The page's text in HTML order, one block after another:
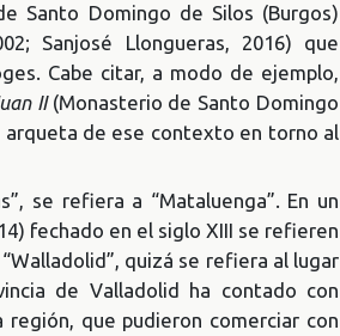
Santo Domingo de Silos (Burgos)
Sanjosé Llongueras, 2016) que
Cabe citar, a modo de ejemplo,
II(Monasterio de Santo Domingo
arqueta de ese contexto en torno al
se refiera a “Mataluenga”. En un
fechado en el siglo XIII se refieren
quizá se refiera al lugar
de Valladolid ha contado con
que pudieron comerciar con